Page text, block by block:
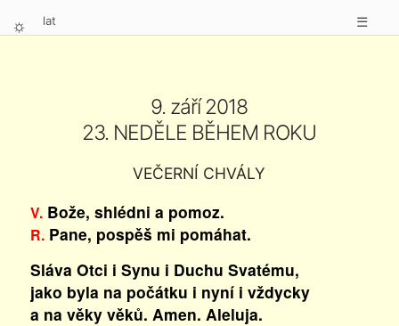
⛭ lat ☰
9. září 2018
23. NEDĚLE BĚHEM ROKU
VEČERNÍ CHVÁLY
V.Bože, shlédni a pomoz.
R.Pane, pospěš mi pomáhat.
Sláva Otci i Synu i Duchu Svatému,
jako byla na počátku i nyní i vždycky
a na věky věků. Amen. Aleluja.